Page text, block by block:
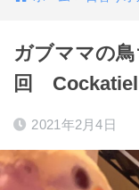
ガブママの
回
2021年2月4日